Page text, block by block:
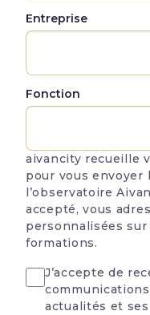
Entreprise
Fonction
aivancity recueille
pour vous envoyer
l’observatoire
accepté, vous
personnalisées
formations.
accept Notif
J’accepte de
actualités et